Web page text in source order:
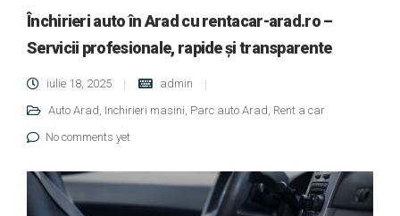
Închirieri auto în Arad cu rentacar-arad.ro –
Servicii profesionale, rapide și transparente
iulie 18, 2025
admin
Auto Arad, Inchirieri masini, Parc auto Arad, Rent a car
No comments yet